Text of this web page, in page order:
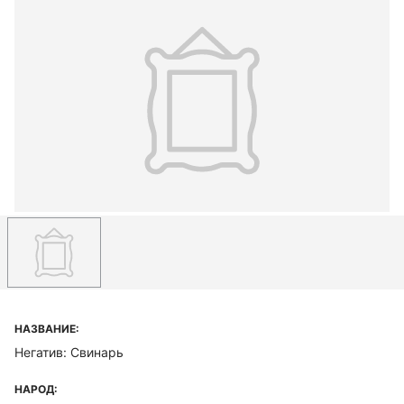
НАЗВАНИЕ:
Негатив: Свинарь
НАРОД: